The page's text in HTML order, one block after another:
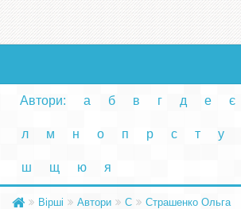
Автори: а б в г д е є
л м н о п р с т у
ш щ ю я
Вірші Автори С
Страшенко Ольга